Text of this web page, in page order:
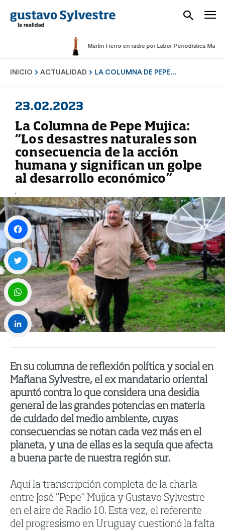
Martín Fierro en radio por Labor Periodística Masculina
INICIO ACTUALIDAD LA COLUMNA DE PEPE...
23.02.2023
La Columna de Pepe Mujica:
“Los desastres naturales son
consecuencia de la acción
humana y significan un golpe
al desarrollo económico”
En su columna de reflexión política y social en
Mañana Sylvestre, el ex mandatario oriental
apuntó contra lo que considera una desidia
general de las grandes potencias en materia
de cuidado del medio ambiente, cuyas
consecuencias se notan cada vez más en el
planeta, y una de ellas es la sequía que afecta
a buena parte de nuestra región sur.
Aquí la transcripción completa de la charla
entre José “Pepe” Mujica y Gustavo Sylvestre
en el aire de Radio 10. Esta vez, el referente
del progresismo en Uruguay cuestionó la falta
Facebook
Twitter
WhatsApp